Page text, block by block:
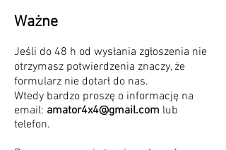
Ważne
Jeśli do 48 h od wysłania zgłoszenia nie
otrzymasz potwierdzenia znaczy, że
formularz nie dotarł do nas.
Wtedy bardzo proszę o informację na
email: amator4x4@gmail.com lub
telefon.